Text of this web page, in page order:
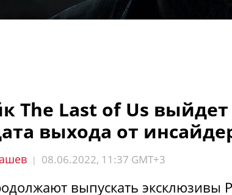
The Last of Us
выхода от
| 08.06.2022, 11:37 GMT+3
выпускать эксклюзивы